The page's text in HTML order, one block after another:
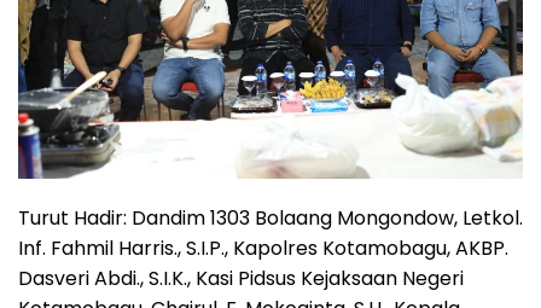
Turut Hadir: Dandim 1303 Bolaang Mongondow, Letkol.
Inf. Fahmil Harris., S.I.P., Kapolres Kotamobagu, AKBP.
Dasveri Abdi., S.I.K., Kasi Pidsus Kejaksaan Negeri